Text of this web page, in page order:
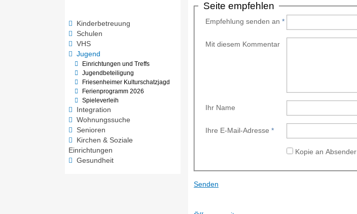
Kinderbetreuung
Schulen
VHS
Jugend
Einrichtungen und Treffs
Jugendbeteiligung
Friesenheimer Kulturschatzjagd
Ferienprogramm 2026
Spieleverleih
Integration
Wohnungssuche
Senioren
Kirchen & Soziale
Einrichtungen
Gesundheit
Seite empfehlen
Empfehlung senden an *
Mit diesem Kommentar
Ihr Name
Ihre E-Mail-Adresse *
Kopie an Absender